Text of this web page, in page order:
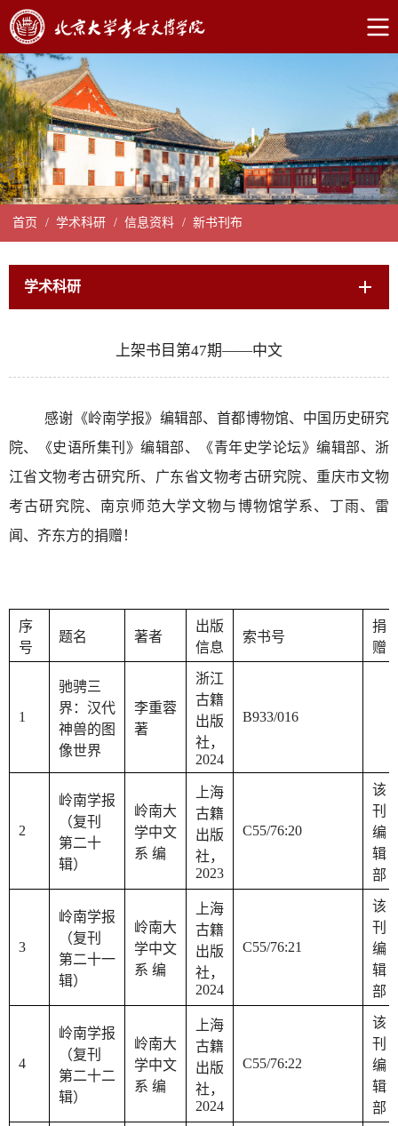
首页 / 学术科研 / 信息资料 / 新书刊布
学术科研
上架书目第47期——中文
感谢《岭南学报》编辑部、首都博物馆、中国历史研究
院、《史语所集刊》编辑部、《青年史学论坛》编辑部、浙
江省文物考古研究所、广东省文物考古研究院、重庆市文物
考古研究院、南京师范大学文物与博物馆学系、 丁雨、 雷
闻、 齐东方的捐赠！
序
号
题名 著者
出版
信息
索书号
捐
赠
1
驰骋三
界：汉代
神兽的图
像世界
李重蓉
著
浙江
古籍
出版
社，
2024
B933/016
2
岭南学报
（复刊
第二十
辑）
岭南大
学中文
系 编
上海
古籍
出版
社，
2023
C55/76:20
该
刊
编
辑
部
3
岭南学报
（复刊
第二十一
辑）
岭南大
学中文
系 编
上海
古籍
出版
社，
2024
C55/76:21
该
刊
编
辑
部
4
岭南学报
（复刊
第二十二
辑）
岭南大
学中文
系 编
上海
古籍
出版
社，
2024
C55/76:22
该
刊
编
辑
部